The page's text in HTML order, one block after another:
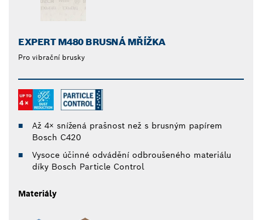
EXPERT M480 BRUSNÁ MŘÍŽKA
Pro vibrační brusky
Až 4× snížená prašnost než s brusným papírem
Bosch C420
Vysoce účinné odvádění odbroušeného materiálu
díky Bosch Particle Control
Materiály